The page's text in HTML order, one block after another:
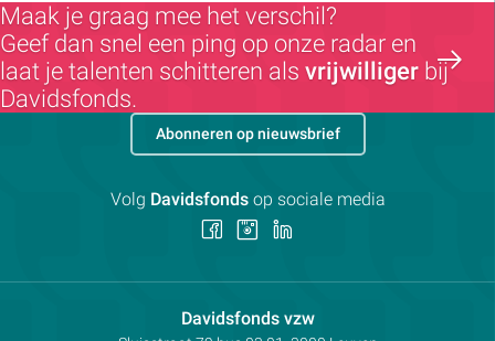
Maak je graag mee het verschil?
Geef dan snel een ping op onze radar en
laat je talenten schitteren als vrijwilliger bij
Davidsfonds.
Davidsfonds vzwContactpersoon:
Abonneren op nieuwsbrief
Volg Davidsfondsop sociale media
Volg Volg